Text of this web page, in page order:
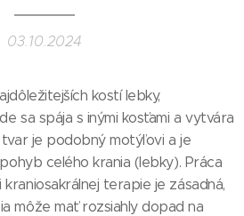
03.10.2024
kostí lebky,
sa spája s inými kosťami a vytvára
je podobný motýľovi a je
celého krania (lebky). Práca
terapie je zásadná,
môže mať rozsiahly dopad na